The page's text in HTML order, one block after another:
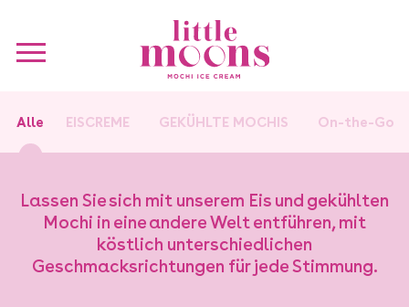
Alle EISCREME GEKÜHLTE MOCHIS On-the-Go
Lassen Sie sich mit unserem Eis und gekühlten
Mochi in eine andere Welt entführen, mit
köstlich unterschiedlichen
Geschmacksrichtungen für jede Stimmung.